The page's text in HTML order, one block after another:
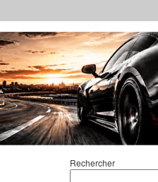
Rechercher